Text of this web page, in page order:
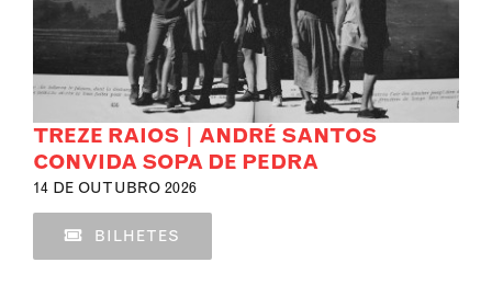
TREZE RAIOS | ANDRÉ SANTOS
CONVIDA SOPA DE PEDRA
14 DE OUTUBRO 2026
BILHETES